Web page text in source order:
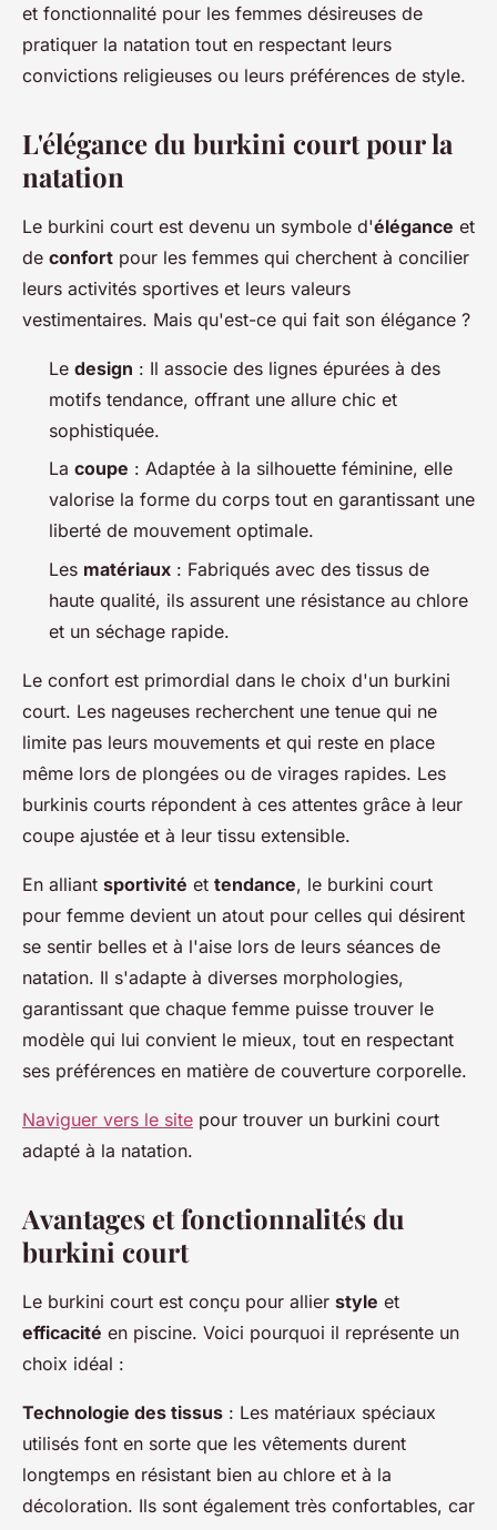
et fonctionnalité pour les femmes désireuses de
pratiquer la natation tout en respectant leurs
convictions religieuses ou leurs préférences de style.
L'élégance du burkini court pour la
natation
Le burkini court est devenu un symbole d'élégance et
de confort pour les femmes qui cherchent à concilier
leurs activités sportives et leurs valeurs
vestimentaires. Mais qu'est-ce qui fait son élégance ?
Le design : Il associe des lignes épurées à des
motifs tendance, offrant une allure chic et
sophistiquée.
La coupe : Adaptée à la silhouette féminine, elle
valorise la forme du corps tout en garantissant une
liberté de mouvement optimale.
Les matériaux : Fabriqués avec des tissus de
haute qualité, ils assurent une résistance au chlore
et un séchage rapide.
Le confort est primordial dans le choix d'un burkini
court. Les nageuses recherchent une tenue qui ne
limite pas leurs mouvements et qui reste en place
même lors de plongées ou de virages rapides. Les
burkinis courts répondent à ces attentes grâce à leur
coupe ajustée et à leur tissu extensible.
En alliant sportivité et tendance, le burkini court
pour femme devient un atout pour celles qui désirent
se sentir belles et à l'aise lors de leurs séances de
natation. Il s'adapte à diverses morphologies,
garantissant que chaque femme puisse trouver le
modèle qui lui convient le mieux, tout en respectant
ses préférences en matière de couverture corporelle.
Naviguer vers le site pour trouver un burkini court
adapté à la natation.
Avantages et fonctionnalités du
burkini court
Le burkini court est conçu pour allier style et
efficacité en piscine. Voici pourquoi il représente un
choix idéal :
Technologie des tissus : Les matériaux spéciaux
utilisés font en sorte que les vêtements durent
longtemps en résistant bien au chlore et à la
décoloration. Ils sont également très confortables, car